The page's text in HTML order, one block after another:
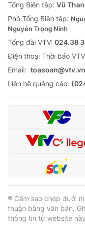
Cơ quan chủ quản: Đài
Cơ quan báo chí:Thời
Giấy phép hoạt động
cấp ngày 29/12/2023
Tổng Biên tập:Vũ
Phó Tổng Biên tập:
Ðiện thoại Thời báo VTV:
Email:toasoan@vtv.vn
Liên hệ quảng cáo:
Tổng Biên tập: Vũ
Phó Tổng Biên tập:
Nguyễn Trọng Ninh
Tổng đài VTV: 024.38
Ðiện thoại Thời báo
Email: toasoan@vtv.vn
Liên hệ quảng cáo:
® Cấm sao chép dưới
thuận bằng văn bản.
thông tin từ website